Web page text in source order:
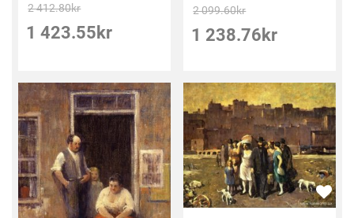
2 412.80kr
1 423.55 kr
2 099.60kr
1 238.76 kr